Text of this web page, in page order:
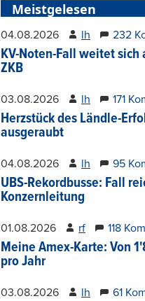
Meistgelesen
04.08.2026 lh 232
KV-Noten-Fall weitet sich
ZKB
03.08.2026 lh 171
Herzstück des Ländle-
ausgeraubt
04.08.2026 lh 95
UBS-Rekordbusse: Fall
Konzernleitung
01.08.2026 rf 118
Meine Amex-Karte: Von
pro Jahr
03.08.2026 lh 61